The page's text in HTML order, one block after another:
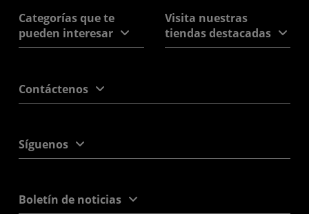
Categorías que te
pueden interesar
Visita nuestras
tiendas destacadas
Contáctenos
Síguenos
Boletín de noticias